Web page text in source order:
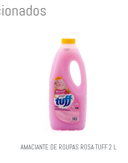
AMACIANTE DE ROUPAS ROSA TUFF 2 L